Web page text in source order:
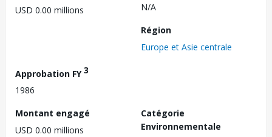
USD 0.00 millions
N/A
Région
Europe et Asie centrale
Approbation FY3
1986
Montant engagé
USD 0.00 millions
Catégorie
Environnementale